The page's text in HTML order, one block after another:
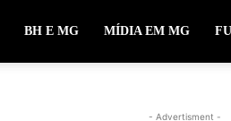
BH E MG MÍDIA EM MG
- Advertisment -